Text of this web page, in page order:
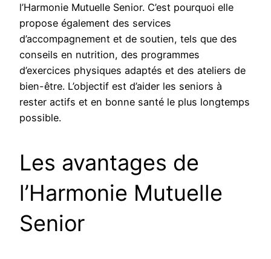
l’Harmonie Mutuelle Senior. C’est pourquoi elle
propose également des services
d’accompagnement et de soutien, tels que des
conseils en nutrition, des programmes
d’exercices physiques adaptés et des ateliers de
bien-être. L’objectif est d’aider les seniors à
rester actifs et en bonne santé le plus longtemps
possible.
Les avantages de
l’Harmonie Mutuelle
Senior